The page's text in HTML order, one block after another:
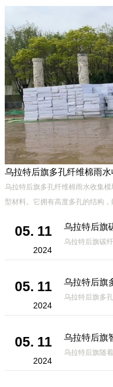
乌拉特后旗多孔纤维棉雨水收集
型材料。它拥有高度多孔的结构
05. 11
2024
05. 11
2024
05. 11
2024